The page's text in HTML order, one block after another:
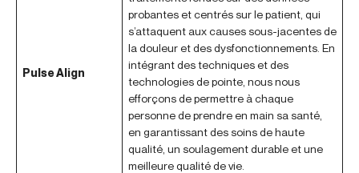
Pulse Align
probantes et centrés sur le patient, qui
s’attaquent aux causes sous-jacentes de
la douleur et des dysfonctionnements. En
intégrant des techniques et des
technologies de pointe, nous nous
efforçons de permettre à chaque
personne de prendre en main sa santé,
en garantissant des soins de haute
qualité, un soulagement durable et une
meilleure qualité de vie.